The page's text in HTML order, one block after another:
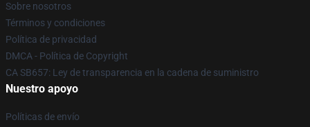
Sobre nosotros
Términos y condiciones
Política de privacidad
DMCA - Política de Copyright
CA SB657: Ley de transparencia en la cadena de suministro
Nuestro apoyo
Políticas de envío